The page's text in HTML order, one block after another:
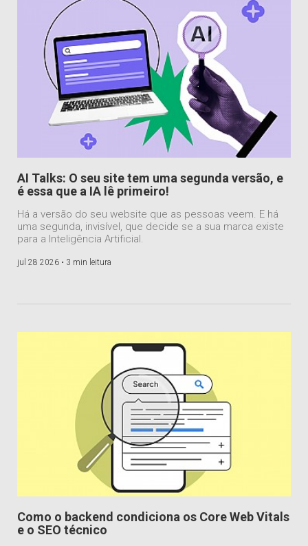
AI Talks: O seu site tem uma segunda versão, e
é essa que a IA lê primeiro!
Há a versão do seu website que as pessoas veem. E há
uma segunda, invisível, que decide se a sua marca existe
para a Inteligência Artificial.
jul 28 2026 • 3 min leitura
Como o backend condiciona os Core Web Vitals
e o SEO técnico